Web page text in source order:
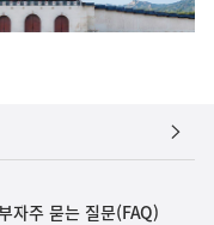
자주 묻는 질문(FAQ)